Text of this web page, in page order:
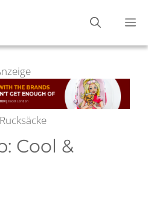
Cool &